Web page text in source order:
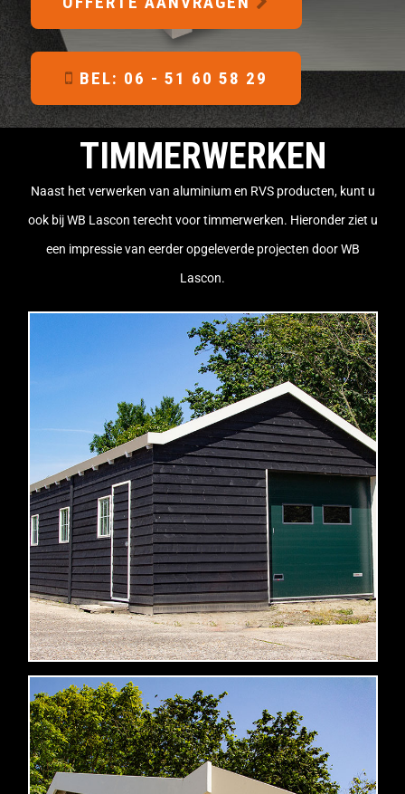
BEL: 06 - 51 60 58 29
TIMMERWERKEN
Naast het verwerken van aluminium en RVS producten, kunt u
ook bij WB Lascon terecht voor timmerwerken. Hieronder ziet u
een impressie van eerder opgeleverde projecten door WB
Lascon.